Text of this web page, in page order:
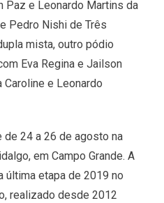
Paz e Leonardo Martins da
Pedro Nishi de Três
mista, outro pódio
Eva Regina e Jailson
e Leonardo
de 24 a 26 de agosto na
em Campo Grande. A
última etapa de 2019 no
realizado desde 2012